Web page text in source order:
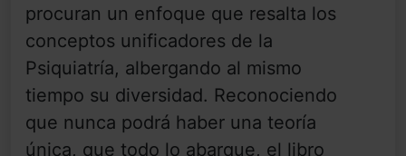
procuran un enfoque que resalta los
conceptos unificadores de la
Psiquiatría, albergando al mismo
tiempo su diversidad. Reconociendo
que nunca podrá haber una teoría
única, que todo lo abarque, el libro